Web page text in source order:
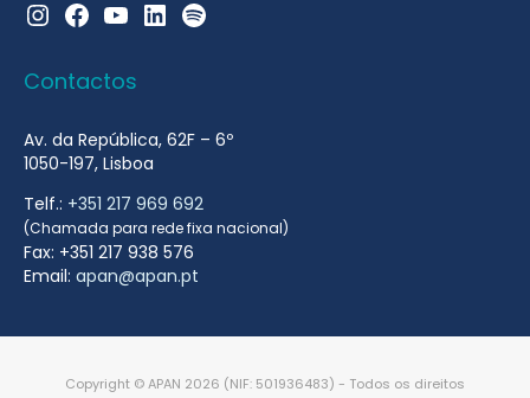
Instagram
FacebookYouTubeLinkedInSpotify
Contactos
Av. da República, 62F – 6º
1050-197, Lisboa
Telf.: +351 217 969 692
(Chamada para rede fixa nacional)
Fax: +351 217 938 576
Email: apan@apan.pt
Copyright © APAN 2026 (NIF: 501936483) - Todos os direitos